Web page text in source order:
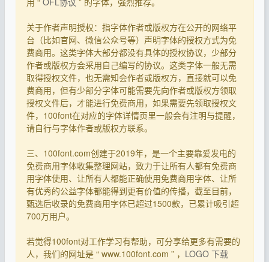
关于作者声明授权：指字体作者或版权方在公开的网络平
台（比如官网、微信公众号等）声明字体的授权方式为免
费商用。这类字体大部分都没有具体的授权协议，少部分
作者或版权方会采用自己编写的协议。这类字体一般无需
取得授权文件，也无需知会作者或版权方，直接就可以免
费商用，但有少部分字体可能需要先向作者或版权方领取
授权文件后，才能进行免费商用，如果需要先领取授权文
件，100font在对应的字体详情页里一般会有注明与提醒，
请自行与字体作者或版权方联系。
三、100font.com创建于2019年，是一个主要靠爱发电的
免费商用字体收集整理网站，致力于让所有人都有免费商
用字体使用、让所有人都能正确使用免费商用字体、让所
有优秀的公益字体都能得到更有价值的传播，截至目前，
甄选后收录的免费商用字体已超过1500款，已累计吸引超
700万用户。
若觉得100font对工作学习有帮助，可分享给更多有需要的
人，我们的网址是 “ www.100font.com ” ， LOGO 下载